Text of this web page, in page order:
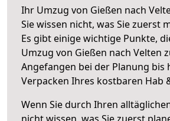
Ihr Umzug von Gießen nach
Sie wissen nicht, was Sie zuerst
Es gibt einige wichtige Punkte,
Umzug von Gießen nach Velten
Angefangen bei der Planung bis
Verpacken Ihres kostbaren Hab
Wenn Sie durch Ihren